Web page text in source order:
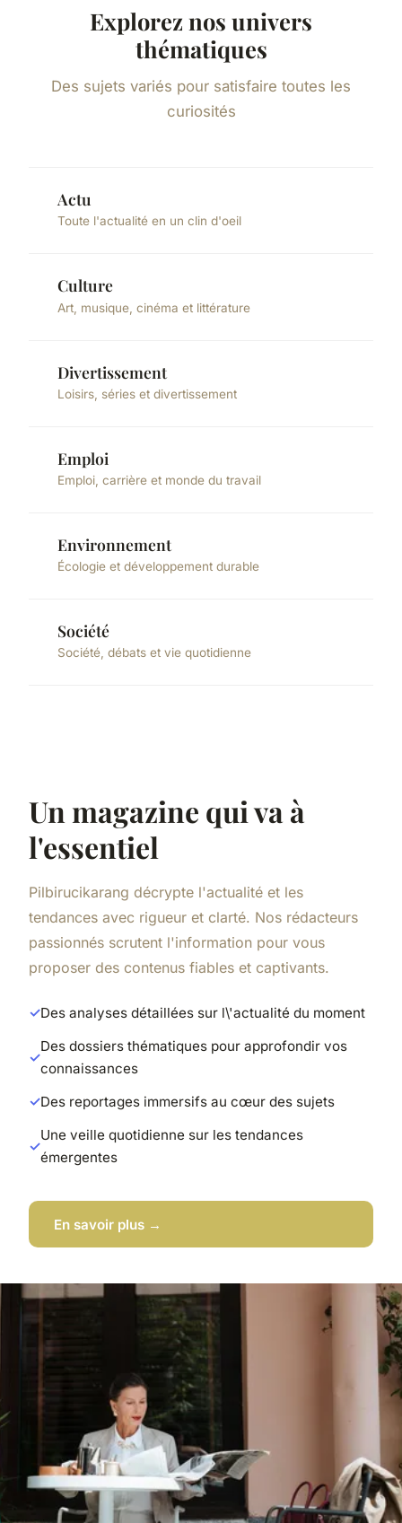
Explorez nos univers
thématiques
Des sujets variés pour satisfaire toutes les
curiosités
Actu
Toute l'actualité en un clin d'oeil
Culture
Art, musique, cinéma et littérature
Divertissement
Loisirs, séries et divertissement
Emploi
Emploi, carrière et monde du travail
Environnement
Écologie et développement durable
Société
Société, débats et vie quotidienne
Un magazine qui va à
l'essentiel
Pilbirucikarang décrypte l'actualité et les
tendances avec rigueur et clarté. Nos rédacteurs
passionnés scrutent l'information pour vous
proposer des contenus fiables et captivants.
Des analyses détaillées sur l\'actualité du moment
Des dossiers thématiques pour approfondir vos
connaissances
Des reportages immersifs au cœur des sujets
Une veille quotidienne sur les tendances
émergentes
En savoir plus →